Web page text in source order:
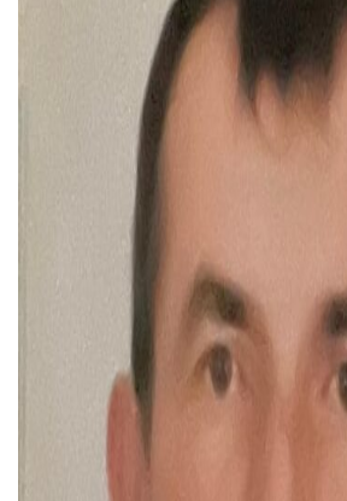
Підтримати «місцевих»
Редакційна політика